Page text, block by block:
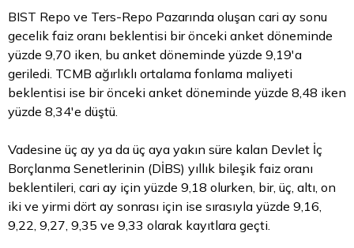
BIST Repo ve Ters-Repo Pazarında oluşan cari ay sonu
gecelik faiz oranı beklentisi bir önceki anket döneminde
yüzde 9,70 iken, bu anket döneminde yüzde 9,19'a
geriledi. TCMB ağırlıklı ortalama fonlama maliyeti
beklentisi ise bir önceki anket döneminde yüzde 8,48 iken
yüzde 8,34'e düştü.
Vadesine üç ay ya da üç aya yakın süre kalan Devlet İç
Borçlanma Senetlerinin (DİBS) yıllık bileşik faiz oranı
beklentileri, cari ay için yüzde 9,18 olurken, bir, üç, altı, on
iki ve yirmi dört ay sonrası için ise sırasıyla yüzde 9,16,
9,22, 9,27, 9,35 ve 9,33 olarak kayıtlara geçti.